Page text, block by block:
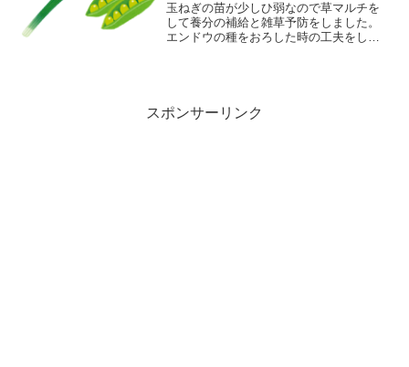
玉ねぎの苗が少しひ弱なので草マルチを
して養分の補給と雑草予防をしました。
エンドウの種をおろした時の工夫をして
スポンサーリンク